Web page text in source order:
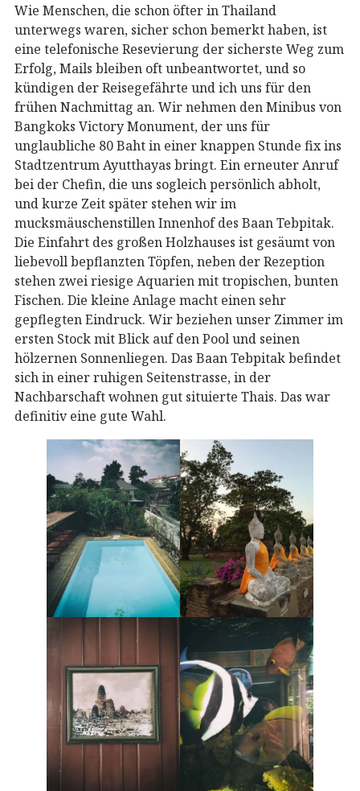
Wie Menschen, die schon öfter in Thailand
unterwegs waren, sicher schon bemerkt haben, ist
eine telefonische Resevierung der sicherste Weg zum
Erfolg, Mails bleiben oft unbeantwortet, und so
kündigen der Reisegefährte und ich uns für den
frühen Nachmittag an. Wir nehmen den Minibus von
Bangkoks Victory Monument, der uns für
unglaubliche 80 Baht in einer knappen Stunde fix ins
Stadtzentrum Ayutthayas bringt. Ein erneuter Anruf
bei der Chefin, die uns sogleich persönlich abholt,
und kurze Zeit später stehen wir im
mucksmäuschenstillen Innenhof des Baan Tebpitak.
Die Einfahrt des großen Holzhauses ist gesäumt von
liebevoll bepflanzten Töpfen, neben der Rezeption
stehen zwei riesige Aquarien mit tropischen, bunten
Fischen. Die kleine Anlage macht einen sehr
gepflegten Eindruck. Wir beziehen unser Zimmer im
ersten Stock mit Blick auf den Pool und seinen
hölzernen Sonnenliegen. Das Baan Tebpitak befindet
sich in einer ruhigen Seitenstrasse, in der
Nachbarschaft wohnen gut situierte Thais. Das war
definitiv eine gute Wahl.